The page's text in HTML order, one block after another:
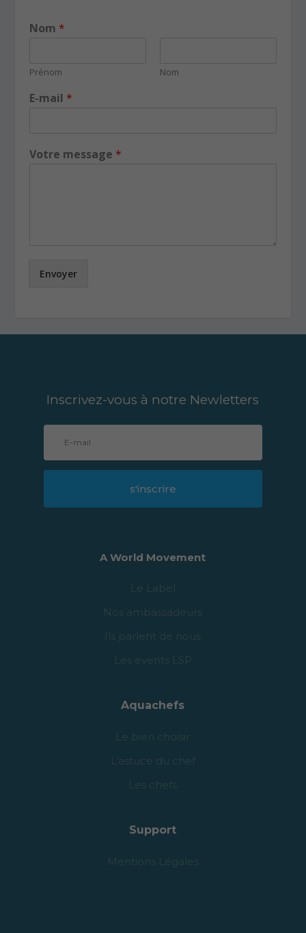
Nom *
Prénom Nom
E-mail *
Votre message *
Envoyer
Inscrivez-vous à notre Newletters
s'inscrire
A World Movement
Le Label
Nos ambassadeurs
Ils parlent de nous
Les events LSP
Aquachefs
Le bien choisir
L’astuce du chef
Les chefs
Support
Mentions Légales